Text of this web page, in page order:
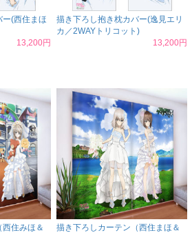
(西住まほ
13,200円
描き下ろし抱き枕カバー(逸見エリ
カ／2WAYトリコット)
13,200円
住みほ＆
描き下ろしカーテン（西住まほ＆